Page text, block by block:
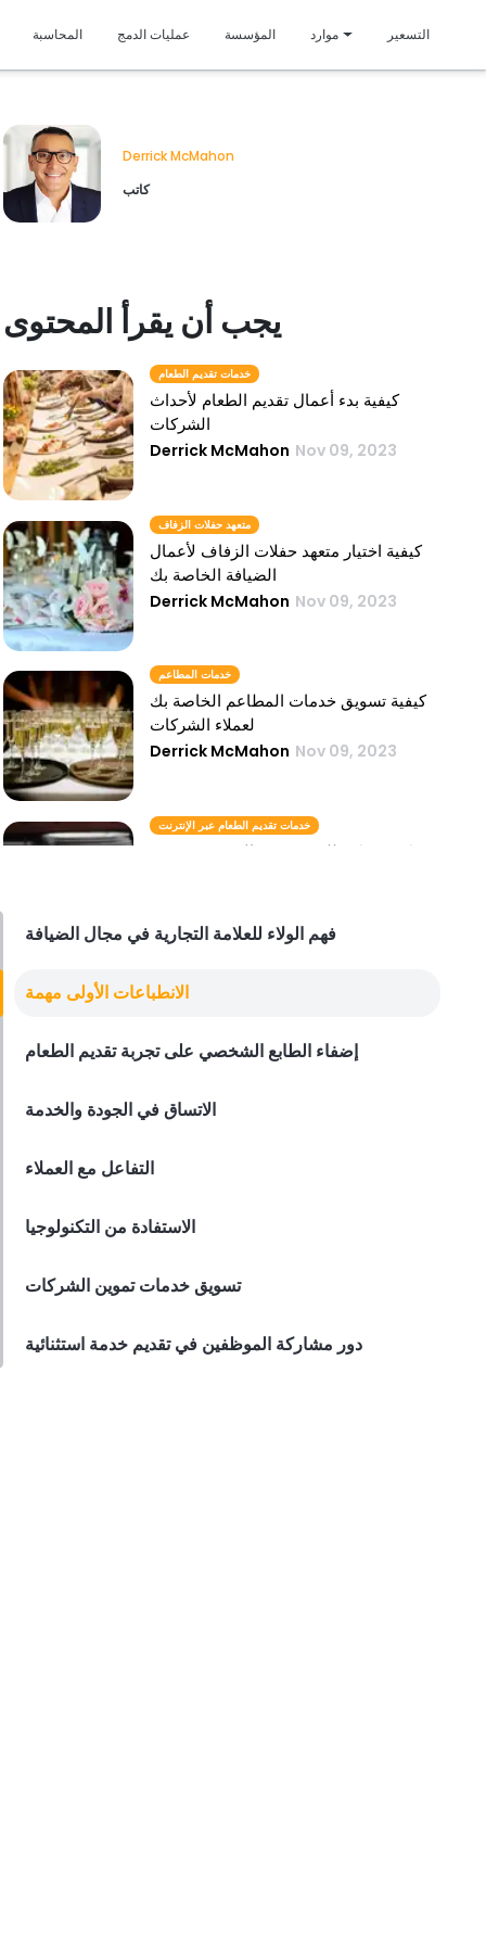
المحاسبة عمليات الدمج المؤسسة موارد التسعير
Derrick McMahon
كاتب
يجب أن يقرأ المحتوى
خدمات تقديم الطعام
كيفية بدء أعمال تقديم الطعام لأحداث
الشركات
Derrick McMahon Nov 09, 2023
متعهد حفلات الزفاف
كيفية اختيار متعهد حفلات الزفاف لأعمال
الضيافة الخاصة بك
Derrick McMahon Nov 09, 2023
خدمات المطاعم
كيفية تسويق خدمات المطاعم الخاصة بك
لعملاء الشركات
Derrick McMahon Nov 09, 2023
خدمات تقديم الطعام عبر الإنترنت
كيف يمكن للتموين عبر الإنترنت تحسين
فوائد المطاعم مع خدمات التموين
فهم الولاء للعلامة التجارية في مجال الضيافة
الانطباعات الأولى مهمة
إضفاء الطابع الشخصي على تجربة تقديم الطعام
الاتساق في الجودة والخدمة
التفاعل مع العملاء
الاستفادة من التكنولوجيا
تسويق خدمات تموين الشركات
دور مشاركة الموظفين في تقديم خدمة استثنائية